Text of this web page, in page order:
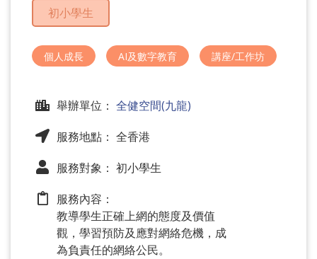
初小學生
個人成長 AI及數字教育 講座/工作坊
舉辦單位： 全健空間(九龍)
服務地點： 全香港
服務對象： 初小學生
服務內容：
教導學生正確上網的態度及價值
觀，學習預防及應對網絡危機，成
為負責任的網絡公民。